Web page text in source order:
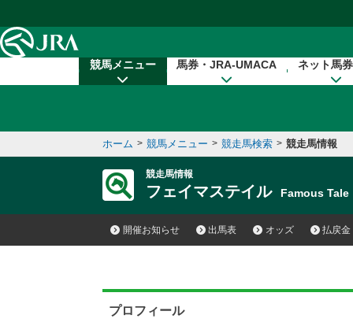
競馬メニュー 馬券・JRA-UMACA ネット馬
ホーム > 競馬メニュー > 競走馬検索 > 競走馬情報
競走馬情報
フェイマステイル Famous Tale
開催お知らせ 出馬表 オッズ 払戻金
プロフィール